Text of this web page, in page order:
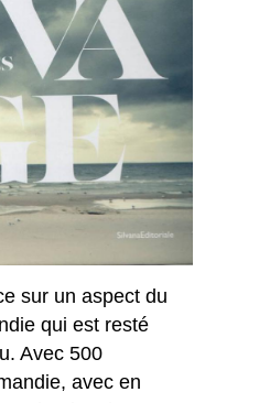
sur un aspect du
qui est resté
Avec 500
avec en